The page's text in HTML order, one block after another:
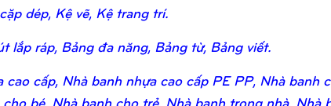
dép, Kệ vẽ, Kệ trang trí.
ráp, Bảng đa năng, Bảng từ, Bảng viết.
cấp, Nhà banh nhựa cao cấp PE PP, Nhà banh
bé, Nhà banh cho trẻ, Nhà banh trong nhà, Nhà